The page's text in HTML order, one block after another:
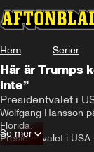
Hem Serier
Här är Trumps
inte”
Presidentvalet i
Wolfgang Hansson
Florida.
Presidentvalet i USA
Se mer